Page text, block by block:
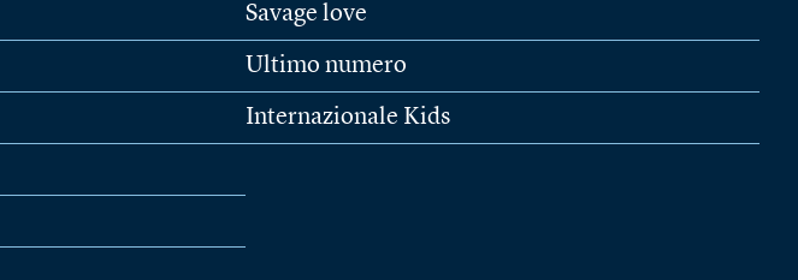
Savage love
Ultimo numero
Internazionale Kids